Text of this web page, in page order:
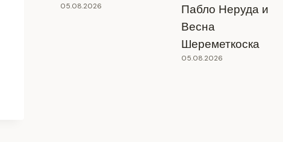
05.08.2026
Пабло Неруда и
Весна
Шереметкоска
05.08.2026